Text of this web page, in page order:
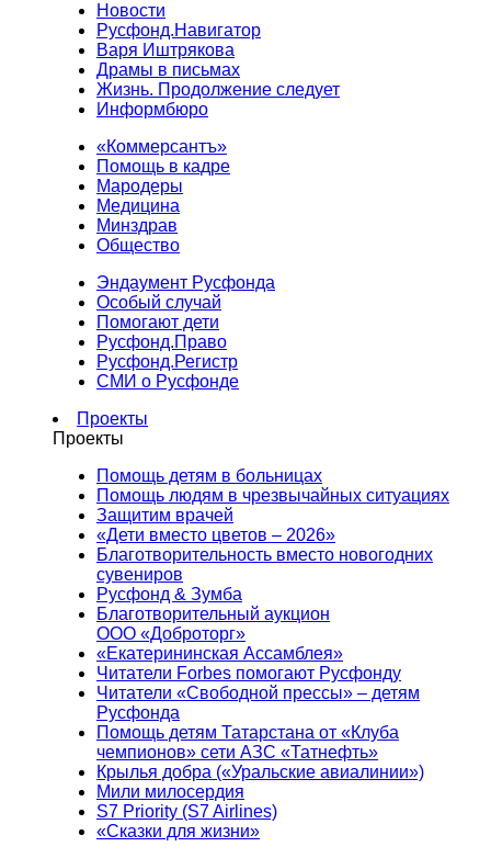
Новости
Русфонд.Навигатор
Варя Иштрякова
Драмы в письмах
Жизнь. Продолжение следует
Информбюро
«Коммерсантъ»
Помощь в кадре
Мародеры
Медицина
Минздрав
Общество
Эндаумент Русфонда
Особый случай
Помогают дети
Русфонд.Право
Русфонд.Регистр
СМИ о Русфонде
Проекты
Проекты
Помощь детям в больницах
Помощь людям в чрезвычайных ситуациях
Защитим врачей
«Дети вместо цветов – 2026»
Благотворительность вместо новогодних
сувениров
Русфонд & Зумба
Благотворительный аукцион
ООО «Доброторг»
«Екатерининская Ассамблея»
Читатели Forbes помогают Русфонду
Читатели «Свободной прессы» – детям
Русфонда
Помощь детям Татарстана от «Клуба
чемпионов» сети АЗС «Татнефть»
Крылья добра («Уральские авиалинии»)
Мили милосердия
S7 Priority (S7 Airlines)
«Сказки для жизни»